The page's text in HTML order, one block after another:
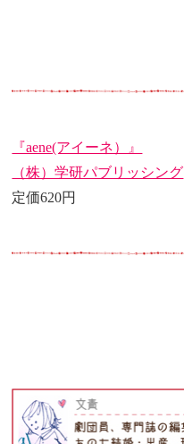
『aene(アイーネ）』
（株）学研パブリッシング
定価620円